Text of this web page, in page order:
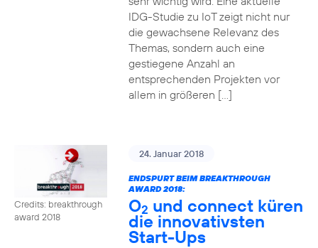
IDG-Studie zu IoT zeigt nicht nur
die gewachsene Relevanz des
Themas, sondern auch eine
gestiegene Anzahl an
entsprechenden Projekten vor
allem in größeren […]
Credits: breakthrough
award 2018
24. Januar 2018
ENDSPURT BEIM BREAKTHROUGH
AWARD 2018:
O2 und connect küren
die innovativsten
Start-Ups